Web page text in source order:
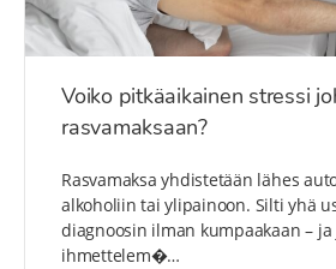
Voiko pitkäaikainen stressi
rasvamaksaan?
Rasvamaksa yhdistetään lähes
alkoholiin tai ylipainoon. Silti yhä
diagnoosin ilman kumpaakaan – ja
ihmettelem�…